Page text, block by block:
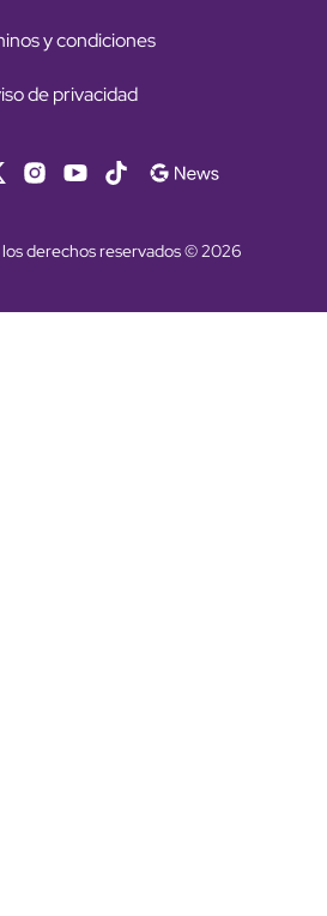
y condiciones
de privacidad
derechos reservados © 2026